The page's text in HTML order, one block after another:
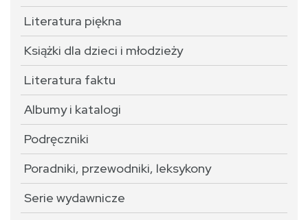
Literatura piękna
Książki dla dzieci i młodzieży
Literatura faktu
Albumy i katalogi
Podręczniki
Poradniki, przewodniki, leksykony
Serie wydawnicze